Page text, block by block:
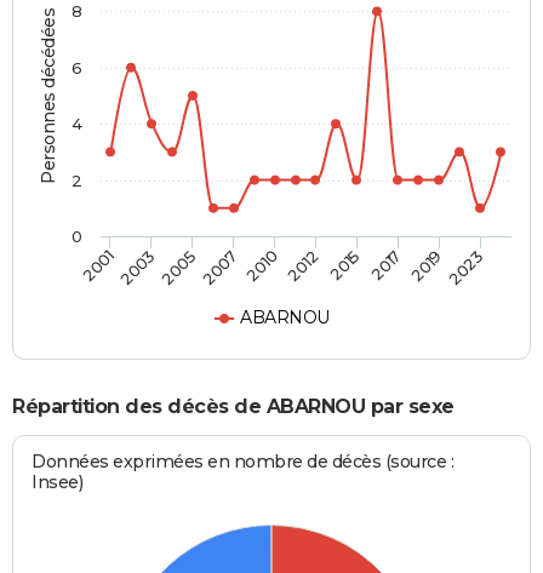
Personnes décédées
ABARNOU
2001200320052007 2010 2012 2015 2017 2019 2023
0
2
4
6
8
Répartition des décès de ABARNOU par sexe
Données exprimées en nombre de décès (source :
Insee)